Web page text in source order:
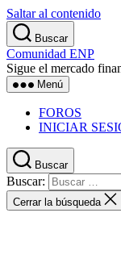
Saltar al contenido
Buscar
Comunidad ENP
Sigue el mercado
Menú
FOROS
INICIAR
Buscar
Buscar:
Cerrar la búsqueda